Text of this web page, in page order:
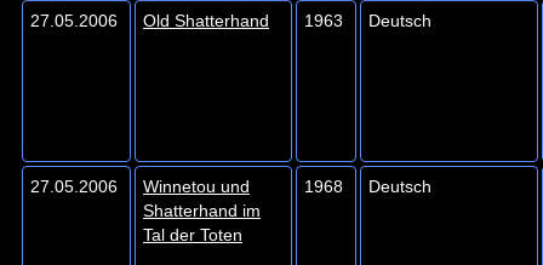
27.05.2006 Old Shatterhand 1963 Deutsch
27.05.2006
Winnetou und
Shatterhand im
Tal der Toten
1968 Deutsch